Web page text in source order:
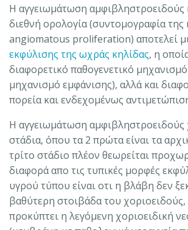
Η αγγειωμάτωση αμφιβληστροειδούς
διεθνή ορολογία (συντομογραφία
angiomatous proliferation) αποτελεί
εκφύλισης της ωχράς κηλίδας, η
διαφορετικό παθογενετικό
μηχανισμό εμφάνισης), αλλά και
πορεία και ενδεχομένως
Η αγγειωμάτωση αμφιβληστροειδούς
στάδια, όπου τα 2 πρώτα είναι τα
τρίτο στάδιο πλέον θεωρείται
διαφορά απο τις τυπικές μορφές
υγρού τύπου είναι οτι η βλάβη δεν
βαθύτερη στοιβάδα του
προκύπτει η λεγόμενη χοριοειδική